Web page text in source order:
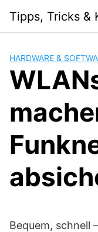
content
Tipps, Tricks &
HARDWARE &
Bequem, schnell